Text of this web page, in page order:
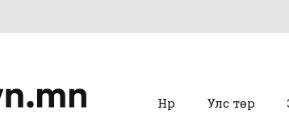
Нүүр Улс төр